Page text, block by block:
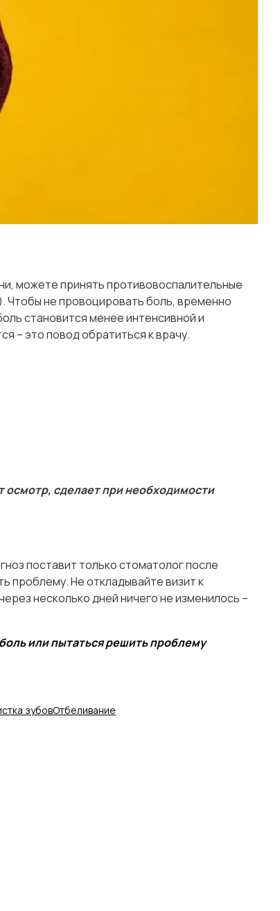
можете принять противовоспалительные
Чтобы не провоцировать боль, временно
становится менее интенсивной и
– это повод обратиться к врачу.
осмотр, сделает при необходимости
поставит только стоматолог после
проблему. Не откладывайте визит к
несколько дней ничего не изменилось –
или пытаться решить проблему
зубовОтбеливание